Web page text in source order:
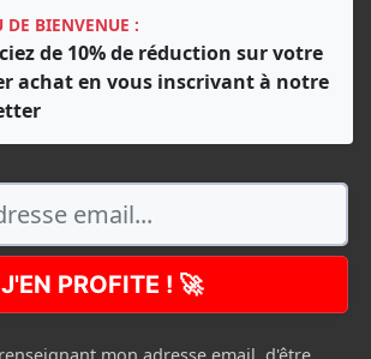
DE BIENVENUE :
de 10% de réduction sur votre
achat en vous inscrivant à notre
J'EN PROFITE ! 🚀